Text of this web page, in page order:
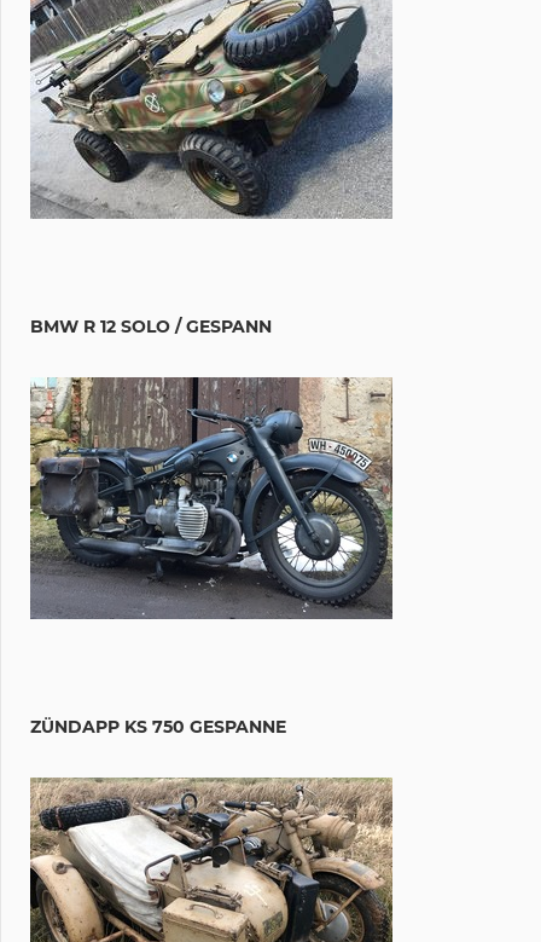
BMW R 12 SOLO / GESPANN
ZÜNDAPP KS 750 GESPANNE